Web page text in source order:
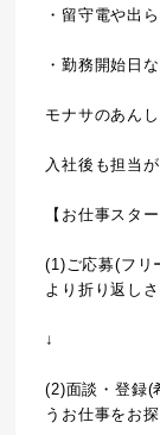
・留守電や出
・勤務開始日
モナサのあん
入社後も担当
【お仕事スタ
(1)ご応募(フリ
より折り返し
↓
(2)面談・登録(
うお仕事をお